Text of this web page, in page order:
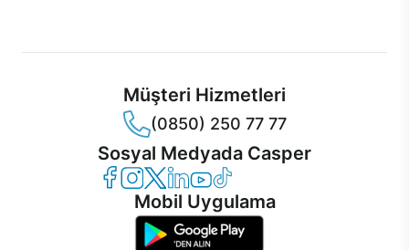
Müşteri Hizmetleri
(0850) 250 77 77
Sosyal Medyada Casper
Casper Facebook
Casper Instagram
Casper Twitter
Casper LinkedIn
Casper YouTube
Casper TikTok
Mobil Uygulama